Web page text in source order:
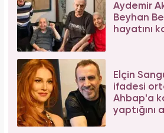
Aydemir
Beyhan
hayatını
Elçin
ifadesi
Ahbap'a
yaptığını